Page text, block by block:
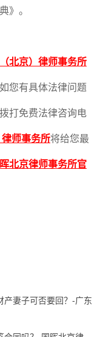
》。
北京）律师事务所
您有具体法律问题
打免费法律咨询电
师事务所将给您最
北京律师事务所官
产妻子可否要回？-广东